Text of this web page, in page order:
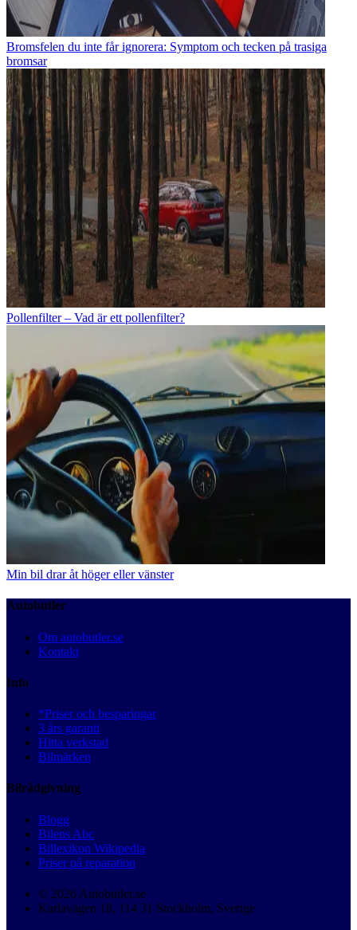
Bromsfelen du inte får ignorera: Symptom och tecken på trasiga
bromsar
Pollenfilter – Vad är ett pollenfilter?
Min bil drar åt höger eller vänster
Autobutler
Om autobutler.se
Kontakt
Info
*Priser och besparingar
3 års garanti
Hitta verkstad
Bilmärken
Bilrådgivning
Blogg
Bilens Abc
Billexikon Wikipedia
Priser på reparation
© 2026 Autobutler.se
Karlavägen 18, 114 31 Stockholm, Sverige